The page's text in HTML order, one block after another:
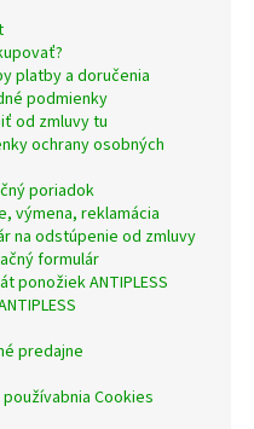
platby a doručenia
podmienky
od zmluvy tu
ochrany osobných
poriadok
výmena, reklamácia
na odstúpenie od zmluvy
formulár
ponožiek ANTIPLESS
predajne
Cookies